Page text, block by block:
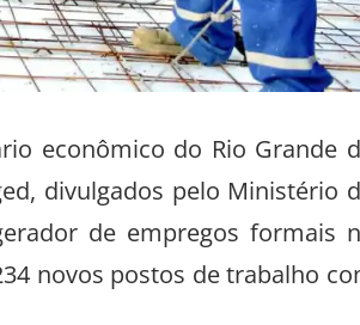
econômico do Rio Grande
divulgados pelo Ministério
de empregos formais
novos postos de trabalho